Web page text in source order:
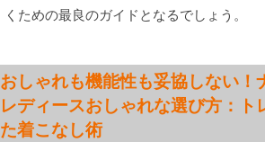
くための最良のガイドとなるでしょう。
おしゃれも機能性も妥協しない！
レディースおしゃれな選び方：ト
た着こなし術